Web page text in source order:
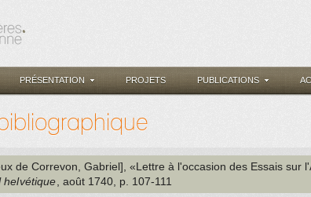
PRÉSENTATION PROJETS PUBLICATIONS
de Correvon, Gabriel] , «Lettre à l'occasion des Essais
helvétique , août 1740, p. 107-111